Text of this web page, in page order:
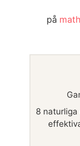
på
8